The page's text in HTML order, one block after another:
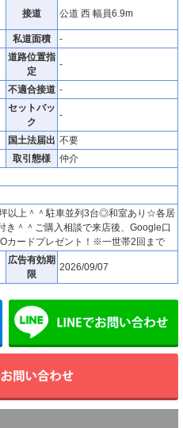
接道 公道 西 幅員6.9m
私道面積 -
道路位置指
定
-
不適合接道 -
セットバッ
ク
-
国土法届出 不要
取引態様
仲介
以上＾＾駐車並列3台◎和室あり☆各居
き＾＾ご購入相談で来店後、Google口
カードプレゼント！※一世帯2回まで
広告有効期
限
2026/09/07
メールでお問い合わせ